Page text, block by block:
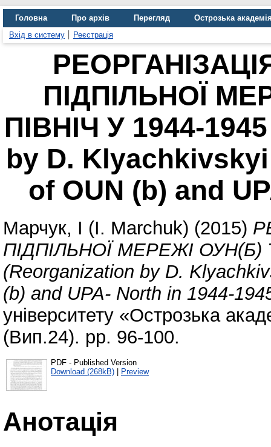
Головна Про архів Перегляд
Острозька
Вхід в систему
Реєстрація
ПІДПІЛЬНОЇ
ПІВНІЧ У 1944-
by D.
of OUN (b) and
Марчук, І (І. Marchuk) (2015)
ПІДПІЛЬНОЇ МЕРЕЖІ ОУН(Б)
(Reorganization by D.
(b) and UPA- North in 1944-
університету «Острозька
(Вип.24). pp. 96-100.
PDF - Published Version
Download (268kB) | Preview
Анотація